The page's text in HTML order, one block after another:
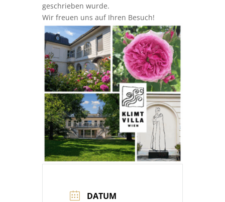
geschrieben wurde.
Wir freuen uns auf Ihren Besuch!
DATUM